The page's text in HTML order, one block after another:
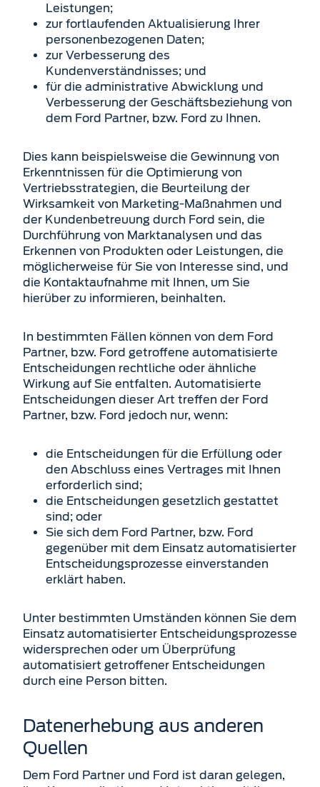
Leistungen;
zur fortlaufenden Aktualisierung Ihrer
personenbezogenen Daten;
zur Verbesserung des
Kundenverständnisses; und
für die administrative Abwicklung und
Verbesserung der Geschäftsbeziehung von
dem Ford Partner, bzw. Ford zu Ihnen.
Dies kann beispielsweise die Gewinnung von
Erkenntnissen für die Optimierung von
Vertriebs­strategien, die Beurteilung der
Wirksamkeit von Marketing-Maßnahmen und
der Kundenbetreuung durch Ford sein, die
Durchführung von Marktanalysen und das
Erkennen von Produkten oder Leistungen, die
möglicherweise für Sie von Interesse sind, und
die Kontaktaufnahme mit Ihnen, um Sie
hierüber zu informieren, beinhalten.
In bestimmten Fällen können von dem Ford
Partner, bzw. Ford getroffene automatisierte
Entscheidungen rechtliche oder ähnliche
Wirkung auf Sie entfalten. Automatisierte
Entscheidungen dieser Art treffen der Ford
Partner, bzw. Ford jedoch nur, wenn:
die Entscheidungen für die Erfüllung oder
den Abschluss eines Vertrages mit Ihnen
erforderlich sind;
die Entscheidungen gesetzlich gestattet
sind; oder
Sie sich dem Ford Partner, bzw. Ford
gegenüber mit dem Einsatz automatisierter
Entscheidungsprozesse einverstanden
erklärt haben.
Unter bestimmten Umständen können Sie dem
Einsatz automatisierter Entscheidungsprozesse
wider­sprechen oder um Überprüfung
automatisiert getroffener Entscheidungen
durch eine Person bitten.
Datenerhebung aus anderen
Quellen
Dem Ford Partner und Ford ist daran gelegen,